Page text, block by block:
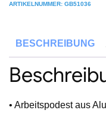
mit
Menge
ARTIKELNUMMER: GB51036
BESCHREIBUNG
• Arbeitspodest aus